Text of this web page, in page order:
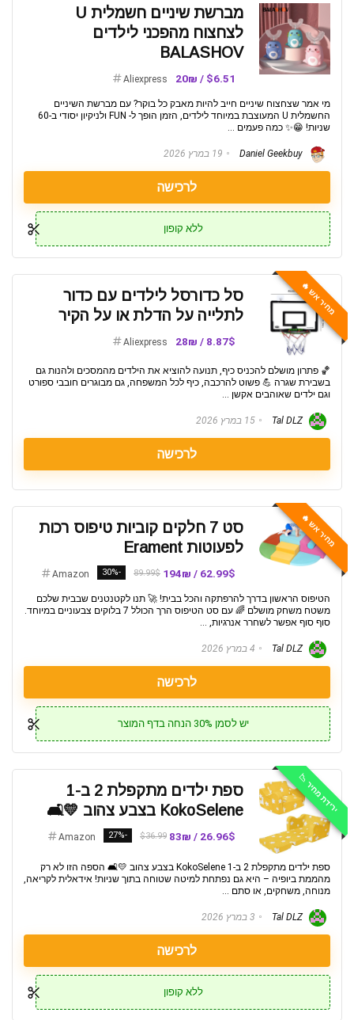
מברשת שיניים חשמלית U
לצחצוח מהפכני לילדים
BALASHOV
$6.51 / 20₪
Aliexpress
מי אמר שצחצוח שיניים חייב להיות מאבק כל בוקר? עם מברשת השיניים
החשמלית U המעוצבת במיוחד לילדים, הזמן הופך ל- FUN ולניקיון יסודי ב-60
שניות! 😁✨ כמה פעמים ...
19 במרץ 2026
לרכישה
ללא קופון
מחיר אש 🔥
סל כדורסל לילדים עם כדור
לתלייה על הדלת או על הקיר
8.87$ / 28₪
Aliexpress
🏀 פתרון מושלם להכניס כיף, תנועה להוציא את הילדים מהמסכים ולהנות גם
בשבירת שגרה 💪 פשוט להרכבה, כיף לכל המשפחה, גם מבוגרים חובבי ספורט
וגם ילדים שאוהבים אקשן ...
Tal DLZ 15 במרץ 2026
לרכישה
מחיר אש 🔥
סט 7 חלקים קוביות טיפוס רכות
לפעוטות Erament
62.99$ / 194₪
89.99$
-30%
Amazon
הטיפוס הראשון בדרך להרפתקה והכל בבית! 🚀 תנו לקטנטנים שבבית שלכם
משטח משחק מושלם 🌈 עם סט הטיפוס הרך הכולל 7 בלוקים צבעוניים במיוחד.
סוף סוף אפשר לשחרר אנרגיות, ...
Tal DLZ 4 במרץ 2026
לרכישה
יש לסמן 30% הנחה בדף המוצר
ירידת מחיר 📉
ספת ילדים מתקפלת 2 ב-1
KokoSelene בצבע צהוב 💛🛋️
26.96$ / 83₪
$36.99
-27%
Amazon
ספת ילדים מתקפלת 2 ב-1 KokoSelene בצבע צהוב 💛🛋️ הספה הזו לא רק
מהממת ביופיה – היא גם נפתחת למיטה שטוחה בתוך שניות! אידאלית לקריאה,
מנוחה, משחקים, או סתם ...
Tal DLZ 3 במרץ 2026
לרכישה
ללא קופון